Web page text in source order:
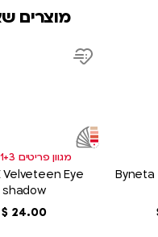
מוצרים
Add
מגוון פריטים 1+3 חינם
Velveteen Eye
shadow
24.00
$
Byneta